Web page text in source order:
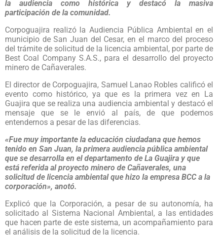
la audiencia como histórica y destacó la masiva
participación de la comunidad.
Corpoguajira realizó la Audiencia Pública Ambiental en el
municipio de San Juan del Cesar, en el marco del proceso
del trámite de solicitud de la licencia ambiental, por parte de
Best Coal Company S.A.S., para el desarrollo del proyecto
minero de Cañaverales.
El director de Corpoguajira, Samuel Lanao Robles calificó el
evento como histórico, ya que es la primera vez en La
Guajira que se realiza una audiencia ambiental y destacó el
mensaje que se le envió al país, de que podemos
entendernos a pesar de las diferencias.
«Fue muy importante la educación ciudadana que hemos
tenido en San Juan, la primera audiencia pública ambiental
que se desarrolla en el departamento de La Guajira y que
está referida al proyecto minero de Cañaverales, una
solicitud de licencia ambiental que hizo la empresa BCC a la
corporación», anotó.
Explicó que la Corporación, a pesar de su autonomía, ha
solicitado al Sistema Nacional Ambiental, a las entidades
que hacen parte de este sistema, un acompañamiento para
el análisis de la solicitud de la licencia.